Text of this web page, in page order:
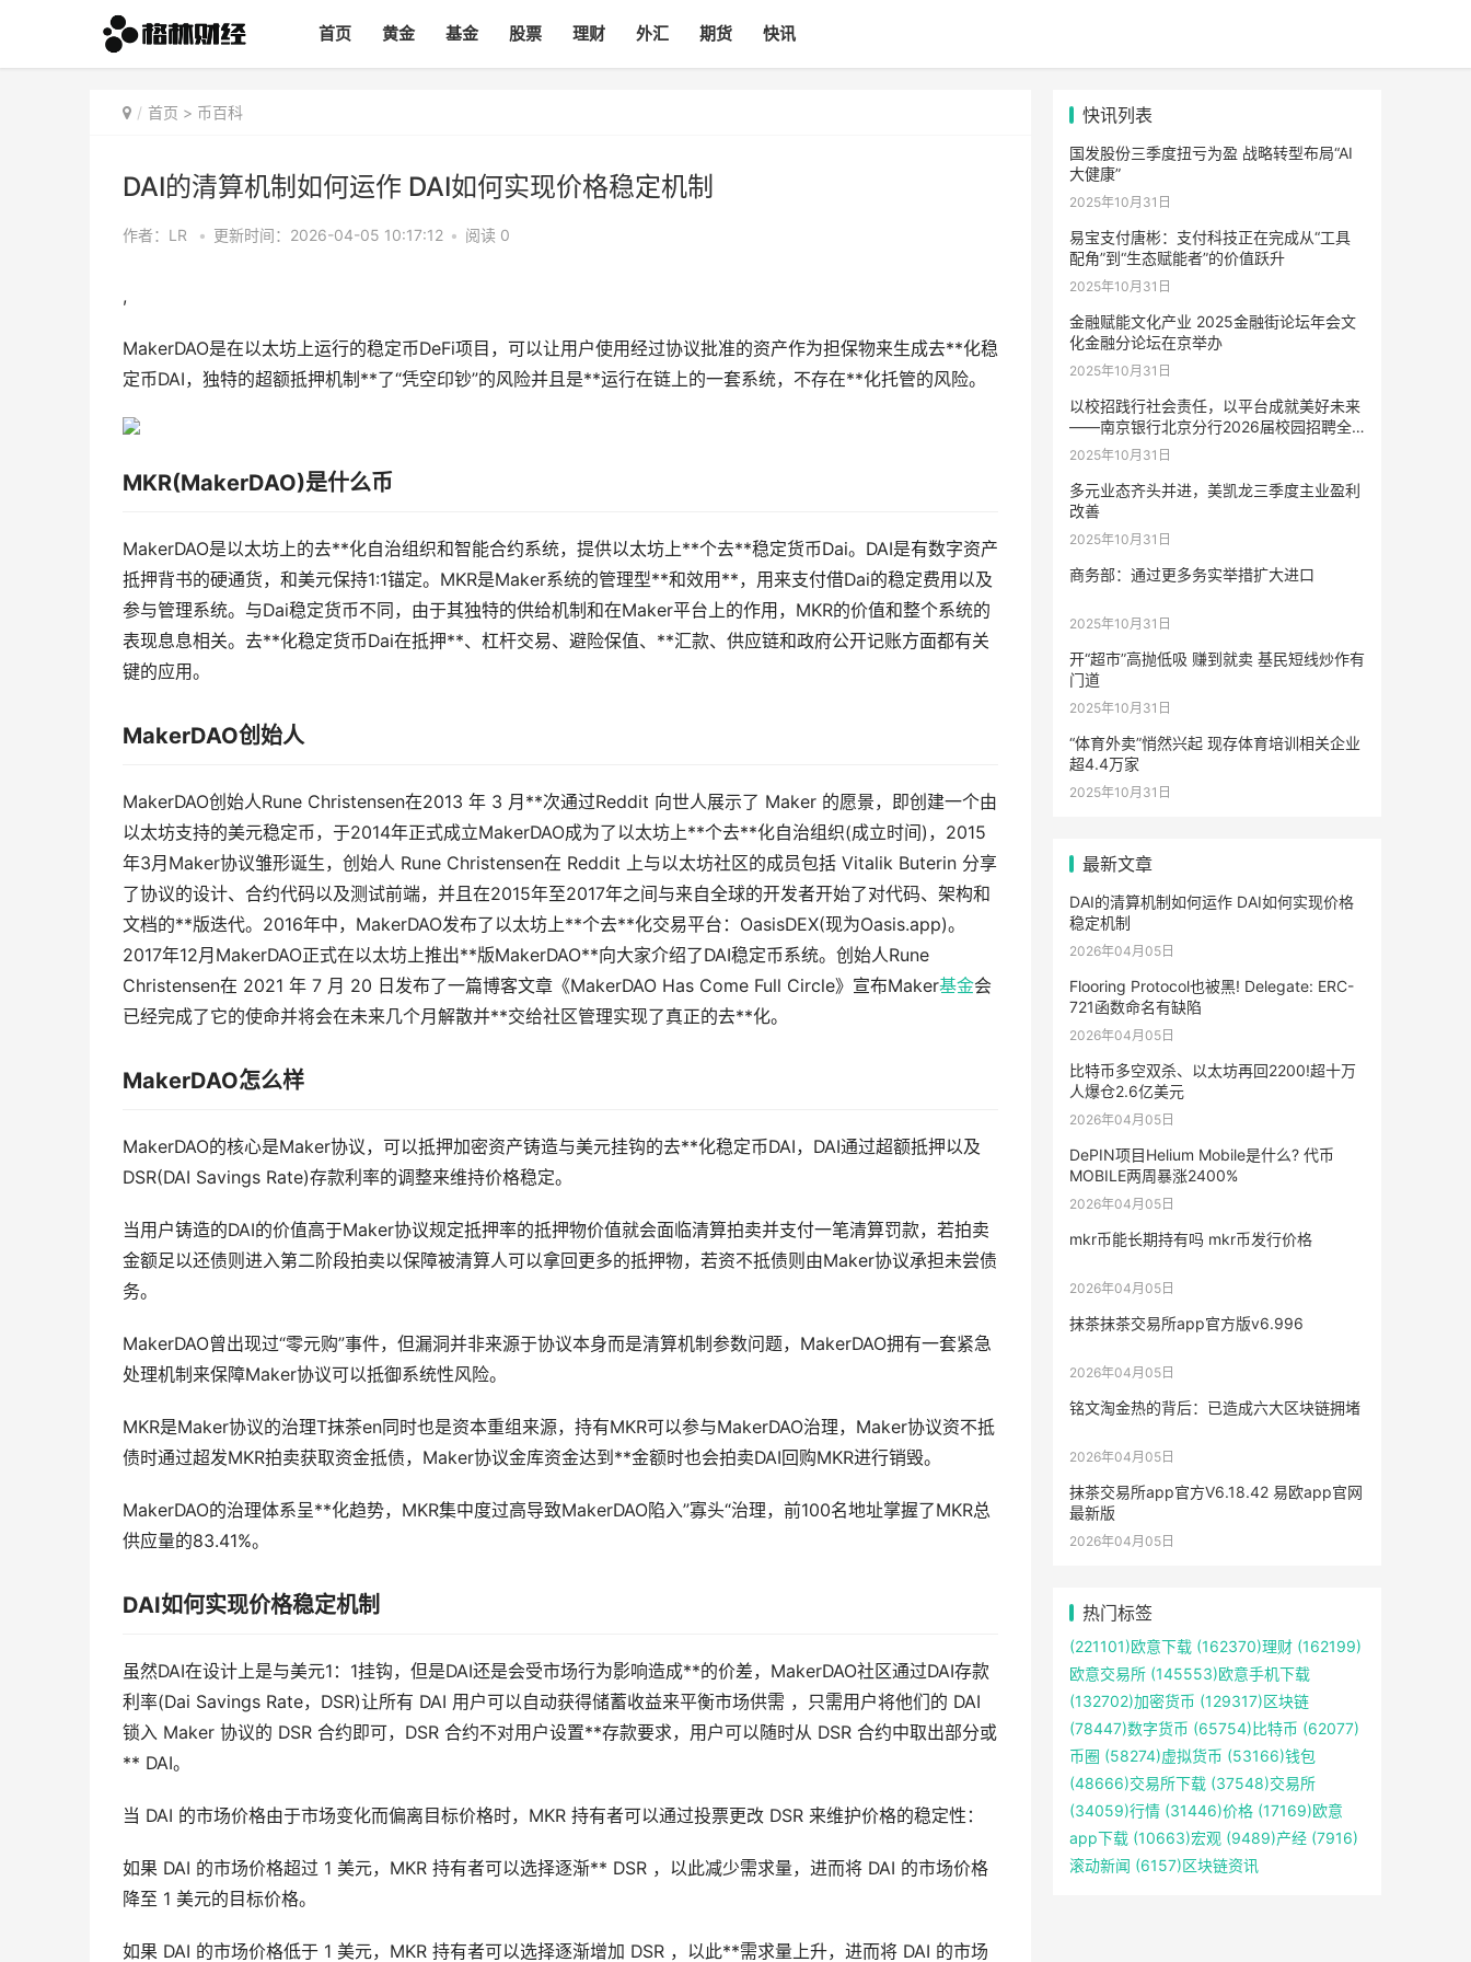
首页 黄金 基金 股票 理财 外汇 期货 快讯
首页 > 币百科
DAI的清算机制如何运作 DAI如何实现价格稳定机制
作者：LR • 更新时间：2026-04-05 10:17:12 • 阅读 0
,
MakerDAO是在以太坊上运行的稳定币DeFi项目，可以让用户使用经过协议批准的资产作为担保物来生成去**化稳
定币DAI，独特的超额抵押机制**了“凭空印钞”的风险并且是**运行在链上的一套系统，不存在**化托管的风险。
MKR(MakerDAO)是什么币
MakerDAO是以太坊上的去**化自治组织和智能合约系统，提供以太坊上**个去**稳定货币Dai。DAI是有数字资产
抵押背书的硬通货，和美元保持1:1锚定。MKR是Maker系统的管理型**和效用**，用来支付借Dai的稳定费用以及
参与管理系统。与Dai稳定货币不同，由于其独特的供给机制和在Maker平台上的作用，MKR的价值和整个系统的
表现息息相关。去**化稳定货币Dai在抵押**、杠杆交易、避险保值、**汇款、供应链和政府公开记账方面都有关
键的应用。
MakerDAO创始人
MakerDAO创始人Rune Christensen在2013 年 3 月**次通过Reddit 向世人展示了 Maker 的愿景，即创建一个由
以太坊支持的美元稳定币，于2014年正式成立MakerDAO成为了以太坊上**个去**化自治组织(成立时间)，2015
年3月Maker协议雏形诞生，创始人 Rune Christensen在 Reddit 上与以太坊社区的成员包括 Vitalik Buterin 分享
了协议的设计、合约代码以及测试前端，并且在2015年至2017年之间与来自全球的开发者开始了对代码、架构和
文档的**版迭代。2016年中，MakerDAO发布了以太坊上**个去**化交易平台：OasisDEX(现为Oasis.app)。
2017年12月MakerDAO正式在以太坊上推出**版MakerDAO**向大家介绍了DAI稳定币系统。创始人Rune
Christensen在 2021 年 7 月 20 日发布了一篇博客文章《MakerDAO Has Come Full Circle》宣布Maker基金会
已经完成了它的使命并将会在未来几个月解散并**交给社区管理实现了真正的去**化。
MakerDAO怎么样
MakerDAO的核心是Maker协议，可以抵押加密资产铸造与美元挂钩的去**化稳定币DAI，DAI通过超额抵押以及
DSR(DAI Savings Rate)存款利率的调整来维持价格稳定。
当用户铸造的DAI的价值高于Maker协议规定抵押率的抵押物价值就会面临清算拍卖并支付一笔清算罚款，若拍卖
金额足以还债则进入第二阶段拍卖以保障被清算人可以拿回更多的抵押物，若资不抵债则由Maker协议承担未尝债
务。
MakerDAO曾出现过“零元购”事件，但漏洞并非来源于协议本身而是清算机制参数问题，MakerDAO拥有一套紧急
处理机制来保障Maker协议可以抵御系统性风险。
MKR是Maker协议的治理T抹茶en同时也是资本重组来源，持有MKR可以参与MakerDAO治理，Maker协议资不抵
债时通过超发MKR拍卖获取资金抵债，Maker协议金库资金达到**金额时也会拍卖DAI回购MKR进行销毁。
MakerDAO的治理体系呈**化趋势，MKR集中度过高导致MakerDAO陷入”寡头“治理，前100名地址掌握了MKR总
供应量的83.41%。
DAI如何实现价格稳定机制
虽然DAI在设计上是与美元1：1挂钩，但是DAI还是会受市场行为影响造成**的价差，MakerDAO社区通过DAI存款
利率(Dai Savings Rate，DSR)让所有 DAI 用户可以自动获得储蓄收益来平衡市场供需 ，只需用户将他们的 DAI
锁入 Maker 协议的 DSR 合约即可，DSR 合约不对用户设置**存款要求，用户可以随时从 DSR 合约中取出部分或
** DAI。
当 DAI 的市场价格由于市场变化而偏离目标价格时，MKR 持有者可以通过投票更改 DSR 来维护价格的稳定性：
如果 DAI 的市场价格超过 1 美元，MKR 持有者可以选择逐渐** DSR ，以此减少需求量，进而将 DAI 的市场价格
降至 1 美元的目标价格。
如果 DAI 的市场价格低于 1 美元，MKR 持有者可以选择逐渐增加 DSR ，以此**需求量上升，进而将 DAI 的市场
快讯列表
国发股份三季度扭亏为盈 战略转型布局“AI
大健康”
2025年10月31日
易宝支付唐彬：支付科技正在完成从“工具
配角”到“生态赋能者”的价值跃升
2025年10月31日
金融赋能文化产业 2025金融街论坛年会文
化金融分论坛在京举办
2025年10月31日
以校招践行社会责任，以平台成就美好未来
——南京银行北京分行2026届校园招聘全
面启动
2025年10月31日
多元业态齐头并进，美凯龙三季度主业盈利
改善
2025年10月31日
商务部：通过更多务实举措扩大进口
2025年10月31日
开“超市”高抛低吸 赚到就卖 基民短线炒作有
门道
2025年10月31日
“体育外卖”悄然兴起 现存体育培训相关企业
超4.4万家
2025年10月31日
最新文章
DAI的清算机制如何运作 DAI如何实现价格
稳定机制
2026年04月05日
Flooring Protocol也被黑! Delegate: ERC-
721函数命名有缺陷
2026年04月05日
比特币多空双杀、以太坊再回2200!超十万
人爆仓2.6亿美元
2026年04月05日
DePIN项目Helium Mobile是什么? 代币
MOBILE两周暴涨2400%
2026年04月05日
mkr币能长期持有吗 mkr币发行价格
2026年04月05日
抹茶抹茶交易所app官方版v6.996
2026年04月05日
铭文淘金热的背后：已造成六大区块链拥堵
2026年04月05日
抹茶交易所app官方V6.18.42 易欧app官网
最新版
2026年04月05日
热门标签
(221101)欧意下载 (162370)理财 (162199)
欧意交易所 (145553)欧意手机下载
(132702)加密货币 (129317)区块链
(78447)数字货币 (65754)比特币 (62077)
币圈 (58274)虚拟货币 (53166)钱包
(48666)交易所下载 (37548)交易所
(34059)行情 (31446)价格 (17169)欧意
app下载 (10663)宏观 (9489)产经 (7916)
滚动新闻 (6157)区块链资讯